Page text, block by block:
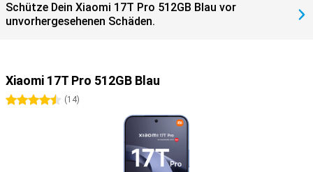
Schütze Dein Xiaomi 17T Pro 512GB Blau vor
unvorhergesehenen Schäden.
Xiaomi 17T Pro 512GB Blau
4.5 Sterne
(14)